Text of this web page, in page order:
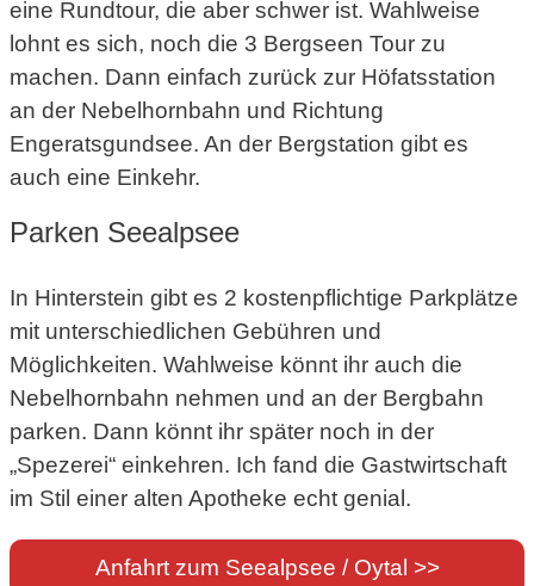
eine Rundtour, die aber schwer ist. Wahlweise
lohnt es sich, noch die 3 Bergseen Tour zu
machen. Dann einfach zurück zur Höfatsstation
an der Nebelhornbahn und Richtung
Engeratsgundsee. An der Bergstation gibt es
auch eine Einkehr.
Parken Seealpsee
In Hinterstein gibt es 2 kostenpflichtige Parkplätze
mit unterschiedlichen Gebühren und
Möglichkeiten. Wahlweise könnt ihr auch die
Nebelhornbahn nehmen und an der Bergbahn
parken. Dann könnt ihr später noch in der
„Spezerei“ einkehren. Ich fand die Gastwirtschaft
im Stil einer alten Apotheke echt genial.
Anfahrt zum Seealpsee / Oytal >>